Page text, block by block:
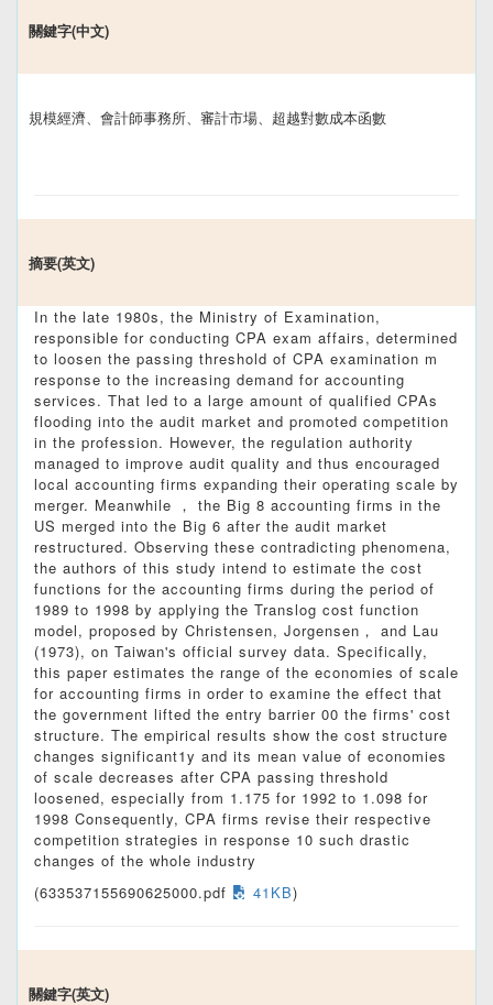
關鍵字(中文)
規模經濟、會計師事務所、審計市場、超越對數成本函數
摘要(英文)
In the late 1980s, the Ministry of Examination,
responsible for conducting CPA exam affairs, determined
to loosen the passing threshold of CPA examination m
response to the increasing demand for accounting
services. That led to a large amount of qualified CPAs
flooding into the audit market and promoted competition
in the profession. However, the regulation authority
managed to improve audit quality and thus encouraged
local accounting firms expanding their operating scale by
merger. Meanwhile ， the Big 8 accounting firms in the
US merged into the Big 6 after the audit market
restructured. Observing these contradicting phenomena,
the authors of this study intend to estimate the cost
functions for the accounting firms during the period of
1989 to 1998 by applying the Translog cost function
model, proposed by Christensen, Jorgensen， and Lau
(1973), on Taiwan's official survey data. Specifically,
this paper estimates the range of the economies of scale
for accounting firms in order to examine the effect that
the government lifted the entry barrier 00 the firms' cost
structure. The empirical results show the cost structure
changes significant1y and its mean value of economies
of scale decreases after CPA passing threshold
loosened, especially from 1.175 for 1992 to 1.098 for
1998 Consequently, CPA firms revise their respective
competition strategies in response 10 such drastic
changes of the whole industry
(633537155690625000.pdf
41KB)
關鍵字(英文)